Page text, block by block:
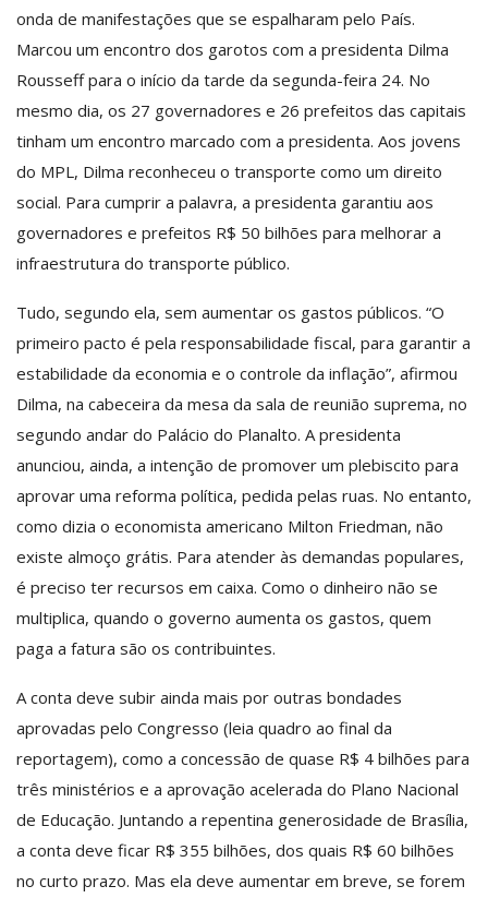
onda de manifestações que se espalharam pelo País.
Marcou um encontro dos garotos com a presidenta Dilma
Rousseff para o início da tarde da segunda-feira 24. No
mesmo dia, os 27 governadores e 26 prefeitos das capitais
tinham um encontro marcado com a presidenta. Aos jovens
do MPL, Dilma reconheceu o transporte como um direito
social. Para cumprir a palavra, a presidenta garantiu aos
governadores e prefeitos R$ 50 bilhões para melhorar a
infraestrutura do transporte público.
Tudo, segundo ela, sem aumentar os gastos públicos. “O
primeiro pacto é pela responsabilidade fiscal, para garantir a
estabilidade da economia e o controle da inflação”, afirmou
Dilma, na cabeceira da mesa da sala de reunião suprema, no
segundo andar do Palácio do Planalto. A presidenta
anunciou, ainda, a intenção de promover um plebiscito para
aprovar uma reforma política, pedida pelas ruas. No entanto,
como dizia o economista americano Milton Friedman, não
existe almoço grátis. Para atender às demandas populares,
é preciso ter recursos em caixa. Como o dinheiro não se
multiplica, quando o governo aumenta os gastos, quem
paga a fatura são os contribuintes.
A conta deve subir ainda mais por outras bondades
aprovadas pelo Congresso (leia quadro ao final da
reportagem), como a concessão de quase R$ 4 bilhões para
três ministérios e a aprovação acelerada do Plano Nacional
de Educação. Juntando a repentina generosidade de Brasília,
a conta deve ficar R$ 355 bilhões, dos quais R$ 60 bilhões
no curto prazo. Mas ela deve aumentar em breve, se forem